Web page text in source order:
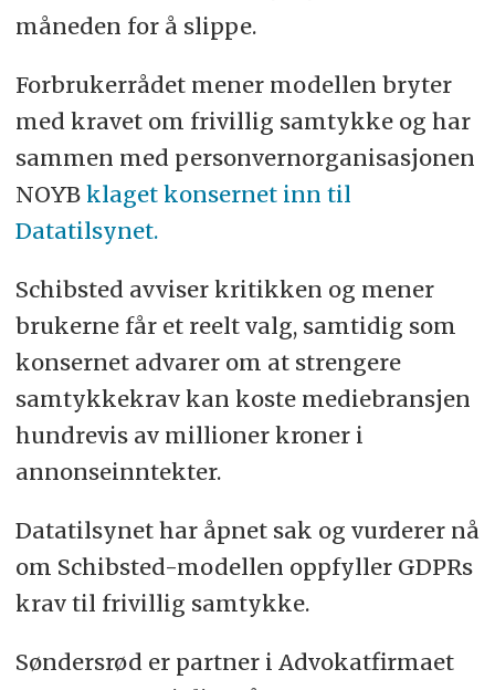
måneden for å slippe.
Forbrukerrådet mener modellen bryter
med kravet om frivillig samtykke og har
sammen med personvernorganisasjonen
NOYB klaget konsernet inn til
Datatilsynet.
Schibsted avviser kritikken og mener
brukerne får et reelt valg, samtidig som
konsernet advarer om at strengere
samtykkekrav kan koste mediebransjen
hundrevis av millioner kroner i
annonseinntekter.
Datatilsynet har åpnet sak og vurderer nå
om Schibsted-modellen oppfyller GDPRs
krav til frivillig samtykke.
Søndersrød er partner i Advokatfirmaet